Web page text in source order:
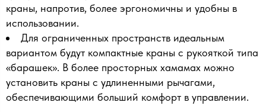
краны, напротив, более эргономичны и удобны в
использовании.
Для ограниченных пространств идеальным
вариантом будут компактные краны с рукояткой типа
«барашек». В более просторных хамамах можно
установить краны с удлиненными рычагами,
обеспечивающими больший комфорт в управлении.